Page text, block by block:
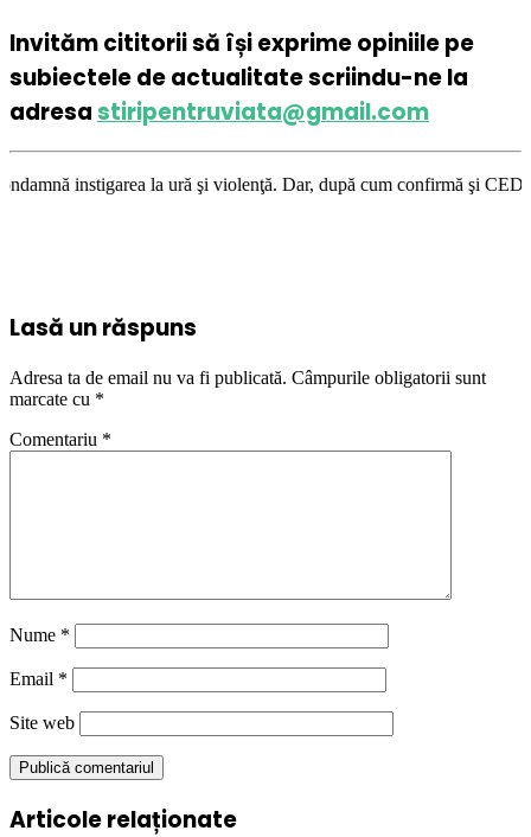
Invităm cititorii să își exprime opiniile pe
subiectele de actualitate scriindu-ne la
adresastiripentruviata@gmail.com
la ură şi violenţă. Dar, după cum confirmă şi CEDO în cazul
Lasă un răspuns
Adresa ta de email nu va fi publicată. Câmpurile obligatorii sunt
marcate cu *
Comentariu *
Nume *
Email *
Site web
Articole relaționate